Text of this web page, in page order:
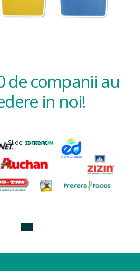
de companii au
in noi!
Slide content